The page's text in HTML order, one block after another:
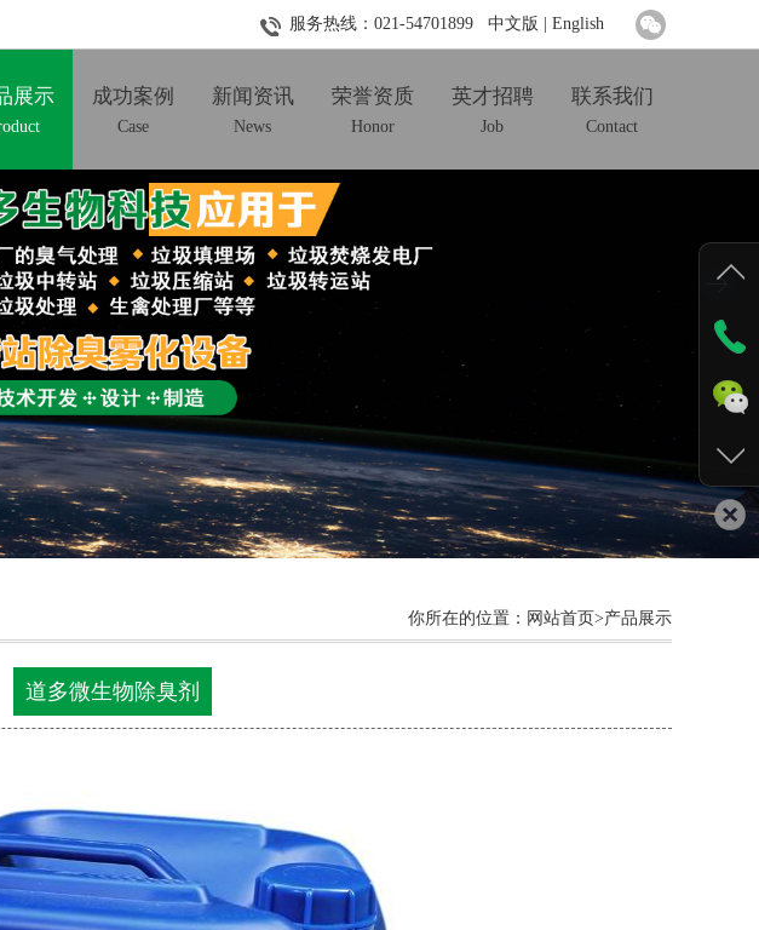
服务热线： 021-54701899 中文版 English
展示 成功案例
Case
新闻资讯
News
荣誉资质
Honor
英才招聘
Job
联系我们
Contact
你所在的位置：网站首页>产品展示
道多微生物除臭剂